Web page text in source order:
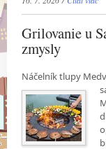
Grilovanie u
zmysly
Náčelník tlupy